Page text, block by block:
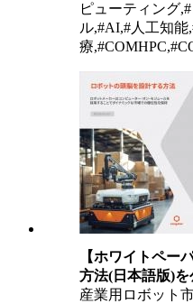
ピューティング
ル,#AI,#人工知能
療
【ホワイトペー
方法(日本語版)を
産業用ロボット